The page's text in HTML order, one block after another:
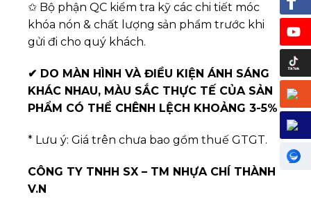
✩ Bộ phận QC kiểm tra kỹ các chi tiết móc
khóa nón & chất lượng sản phẩm trước khi
gửi đi cho quý khách.
✔ DO MÀN HÌNH VÀ ĐIỀU KIỆN ÁNH SÁNG
KHÁC NHAU, MÀU SẮC THỰC TẾ CỦA SẢN
PHẨM CÓ THỂ CHÊNH LỆCH KHOẢNG 3-5%
* Lưu ý: Giá trên chưa bao gồm thuế GTGT.
CÔNG TY TNHH SX – TM NHỰA CHÍ THÀNH
V.N